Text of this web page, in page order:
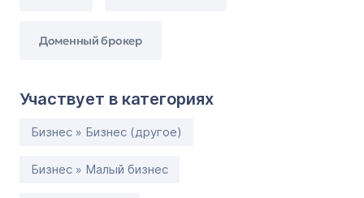
Доменный брокер
Участвует в категориях
Бизнес » Бизнес (другое)
Бизнес » Малый бизнес